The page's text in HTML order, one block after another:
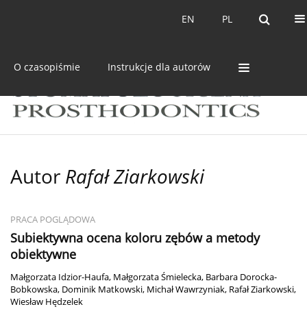
PL
EN PL
EN
O czasopiśmie Instrukcje dla autorów
Autor Rafał Ziarkowski
PRACA POGLĄDOWA
Subiektywna ocena koloru zębów a metody
obiektywne
Małgorzata Idzior-Haufa, Małgorzata Śmielecka, Barbara Dorocka-
Bobkowska, Dominik Matkowski, Michał Wawrzyniak, Rafał Ziarkowski,
Wiesław Hędzelek